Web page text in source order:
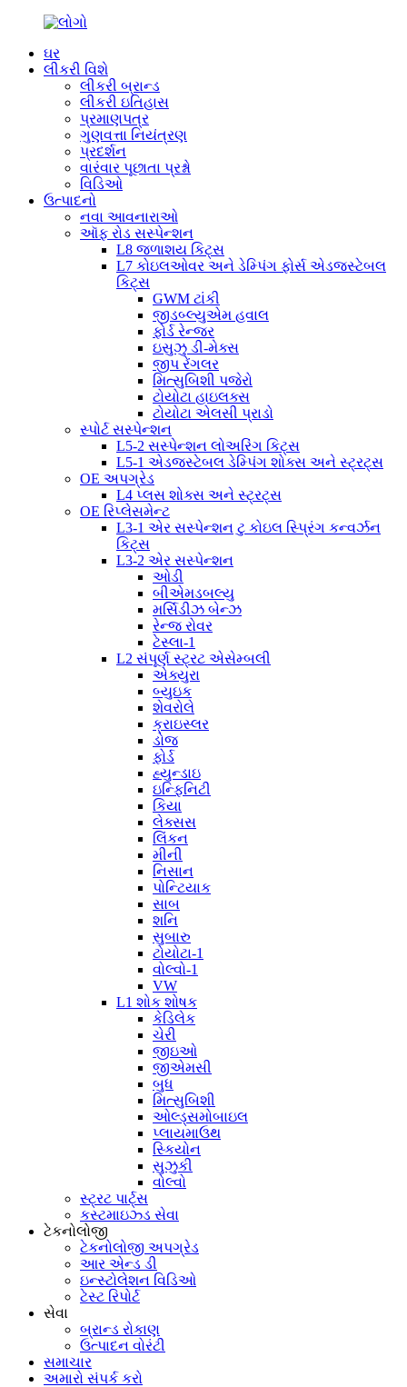
ઘર
લીકરી વિશે
લીકરી બ્રાન્ડ
લીકરી ઇતિહાસ
પ્રમાણપત્ર
ગુણવત્તા નિયંત્રણ
પ્રદર્શન
વારંવાર પૂછાતા પ્રશ્નો
વિડિઓ
ઉત્પાદનો
નવા આવનારાઓ
ઑફ રોડ સસ્પેન્શન
L8 જળાશય કિટ્સ
L7 કોઇલઓવર અને ડેમ્પિંગ ફોર્સ એડજસ્ટેબલ
કિટ્સ
GWM ટાંકી
જીડબ્લ્યુએમ હવાલ
ફોર્ડ રેન્જર
ઇસુઝુ ડી-મેક્સ
જીપ રેંગલર
મિત્સુબિશી પજેરો
ટોયોટા હાઇલક્સ
ટોયોટા એલસી પ્રાડો
સ્પોર્ટ સસ્પેન્શન
L5-2 સસ્પેન્શન લોઅરિંગ કિટ્સ
L5-1 એડજસ્ટેબલ ડેમ્પિંગ શોક્સ અને સ્ટ્રટ્સ
OE અપગ્રેડ
L4 પ્લસ શોક્સ અને સ્ટ્રટ્સ
OE રિપ્લેસમેન્ટ
L3-1 એર સસ્પેન્શન ટુ કોઇલ સ્પ્રિંગ કન્વર્ઝન
કિટ્સ
L3-2 એર સસ્પેન્શન
ઓડી
બીએમડબલ્યુ
મર્સિડીઝ બેન્ઝ
રેન્જ રોવર
ટેસ્લા-1
L2 સંપૂર્ણ સ્ટ્રટ એસેમ્બલી
એક્યુરા
બ્યુઇક
શેવરોલે
ક્રાઇસ્લર
ડોજ
ફોર્ડ
હ્યુન્ડાઇ
ઇન્ફિનિટી
કિયા
લેક્સસ
લિંકન
મીની
નિસાન
પોન્ટિયાક
સાબ
શનિ
સુબારુ
ટોયોટા-1
વોલ્વો-1
VW
L1 શોક શોષક
કેડિલેક
ચેરી
જીઇઓ
જીએમસી
બુધ
મિત્સુબિશી
ઓલ્ડ્સમોબાઇલ
પ્લાયમાઉથ
સ્કિયોન
સુઝુકી
વોલ્વો
સ્ટ્રટ પાર્ટ્સ
કસ્ટમાઇઝ્ડ સેવા
ટેકનોલોજી
ટેકનોલોજી અપગ્રેડ
આર એન્ડ ડી
ઇન્સ્ટોલેશન વિડિઓ
ટેસ્ટ રિપોર્ટ
સેવા
બ્રાન્ડ રોકાણ
ઉત્પાદન વોરંટી
સમાચાર
અમારો સંપર્ક કરો